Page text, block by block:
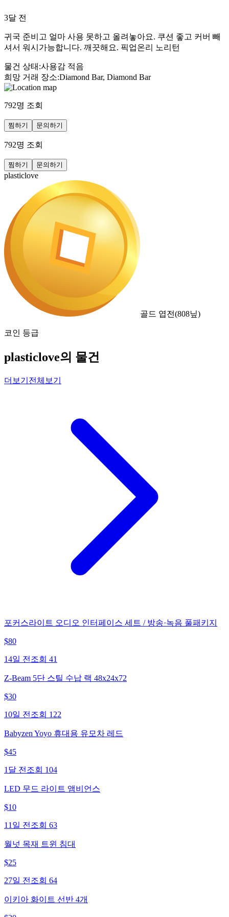
3달 전
귀국 준비고 얼마 사용 못하고 올려놓아요. 쿠션 좋고 커버 빼
셔서 워시가능합니다. 깨끗해요. 픽업온리 노리턴
물건 상태 :사용감 적음
희망 거래 장소:Diamond Bar, Diamond Bar
792명 조회
찜하기 문의하기
792명 조회
찜하기 문의하기
plasticlove
골드 엽전(808닢)
코인 등급
plasticlove의 물건
더보기 전체보기
포커스라이트 오디오 인터페이스 세트 / 방송·녹음 풀패키지
$80
14일 전 조회 41
Z-Beam 5단 스틸 수납 랙 48x24x72
$30
10일 전 조회 122
Babyzen Yoyo 휴대용 유모차 레드
$45
1달 전 조회 104
LED 무드 라이트 앰비언스
$10
11일 전 조회 63
월넛 목재 트윈 침대
$25
27일 전 조회 64
이키아 화이트 선반 4개